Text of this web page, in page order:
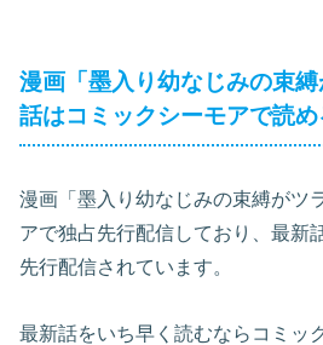
漫画「墨入り幼なじみの束
話はコミックシーモアで読め
漫画「墨入り幼なじみの束縛がツ
アで独占先行配信しており、最新
先行配信されています。
最新話をいち早く読むならコミッ